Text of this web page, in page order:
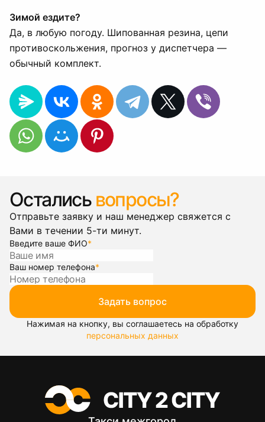
Зимой ездите?
Да, в любую погоду. Шипованная резина, цепи
противоскольжения, прогноз у диспетчера —
обычный комплект.
Остались вопросы?
Отправьте заявку и наш менеджер свяжется с
Вами в течении 5-ти минут.
Введите ваше ФИО*
Ваш номер телефона*
Задать вопрос
Нажимая на кнопку, вы соглашаетесь на обработку
персональных данных